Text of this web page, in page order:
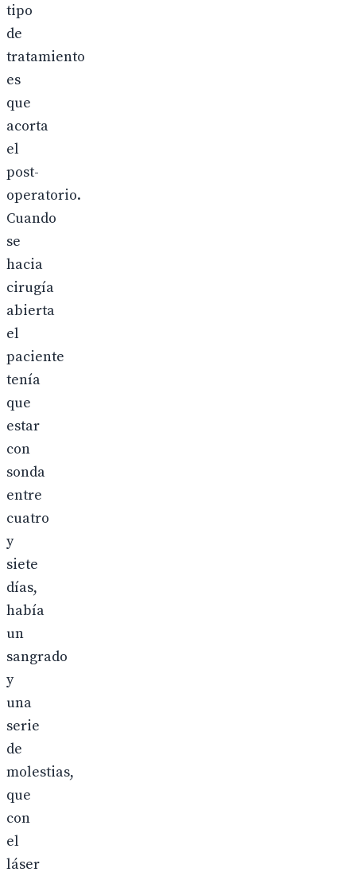
tipo
de
tratamiento
es
que
acorta
el
post-
operatorio.
Cuando
se
hacia
cirugía
abierta
el
paciente
tenía
que
estar
con
sonda
entre
cuatro
y
siete
días,
había
un
sangrado
y
una
serie
de
molestias,
que
con
el
láser